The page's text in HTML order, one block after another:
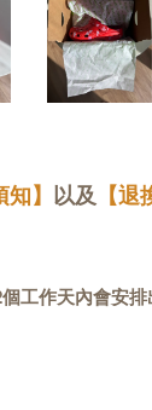
知】 以及 【退
工作天內會安排